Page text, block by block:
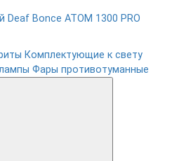
Deaf Bonce ATOM 1300 PRO
Комплектующие к свету
Фары противотуманные